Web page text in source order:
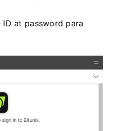
at password para